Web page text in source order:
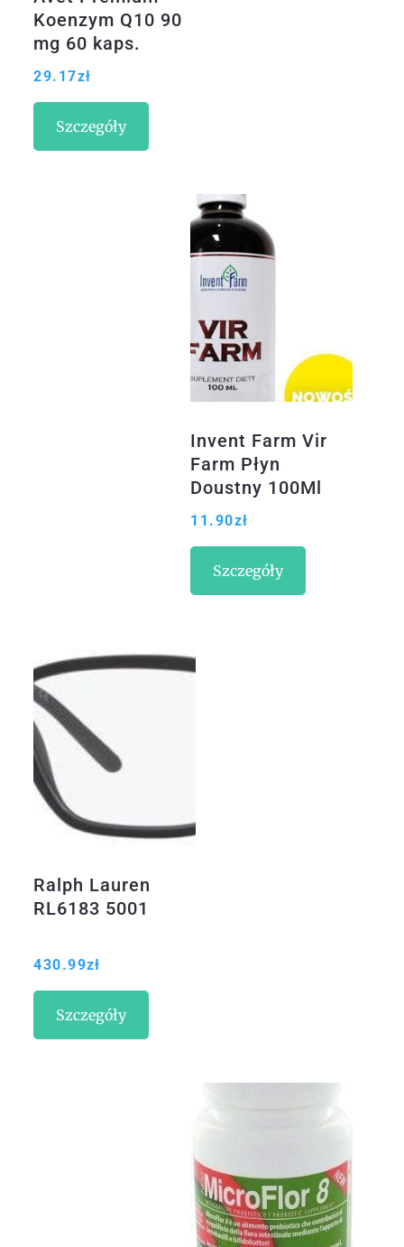
Koenzym Q10 90
mg 60 kaps.
29.17zł
Szczegóły
Invent Farm Vir
Farm Płyn
Doustny 100Ml
11.90zł
Szczegóły
Ralph Lauren
RL6183 5001
430.99zł
Szczegóły